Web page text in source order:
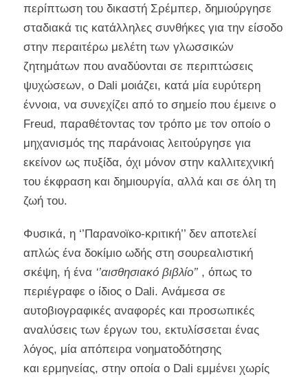
περίπτωση του δικαστή Σρέμπερ, δημιούργησε
σταδιακά τις κατάλληλες συνθήκες για την είσοδο
στην περαιτέρω μελέτη των γλωσσικών
ζητημάτων που αναδύονται σε περιπτώσεις
ψυχώσεων, o Dali μοιάζει, κατά μία ευρύτερη
έννοια, να συνεχίζει από το σημείο που έμεινε ο
Freud, παραθέτοντας τον τρόπο με τον οποίο ο
μηχανισμός της παράνοιας λειτούργησε για
εκείνον ως πυξίδα, όχι μόνον στην καλλιτεχνική
του έκφραση και δημιουργία, αλλά και σε όλη τη
ζωή του.
Φυσικά, η ‘’Παρανοϊκο-κριτική’’ δεν αποτελεί
απλώς ένα δοκίμιο ωδής στη σουρεαλιστική
σκέψη, ή ένα ‘’αισθησιακό βιβλίο’’ , όπως το
περιέγραφε ο ίδιος ο Dali. Ανάμεσα σε
αυτοβιογραφικές αναφορές και προσωπικές
αναλύσεις των έργων του, εκτυλίσσεται ένας
λόγος, μία απόπειρα νοηματοδότησης
και ερμηνείας, στην οποία ο Dali εμμένει χωρίς